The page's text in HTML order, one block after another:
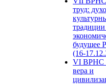
труд:
будущее
(16-
VI ВРНС
вера и